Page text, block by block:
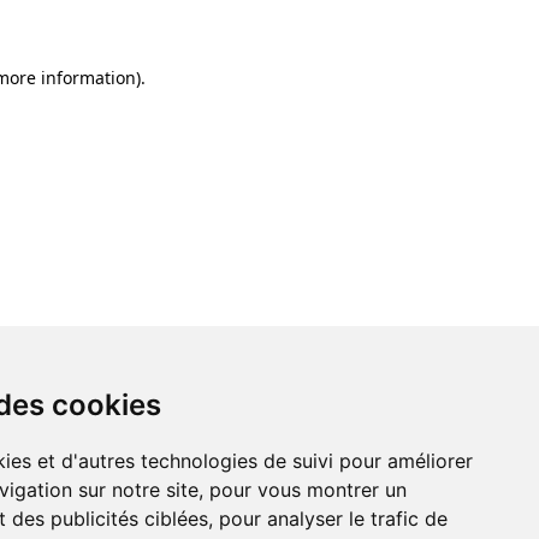
cookies
et d'autres technologies de suivi pour améliorer
sur notre site, pour vous montrer un
des publicités ciblées, pour analyser le trafic de
information).